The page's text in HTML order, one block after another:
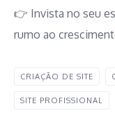
👉 Invista no seu
rumo ao
CRIAÇÃO DE SITE
SITE PROFISSIONAL